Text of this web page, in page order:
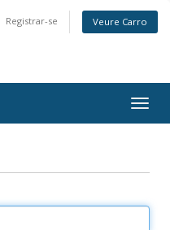
Registrar-se Veure Carro